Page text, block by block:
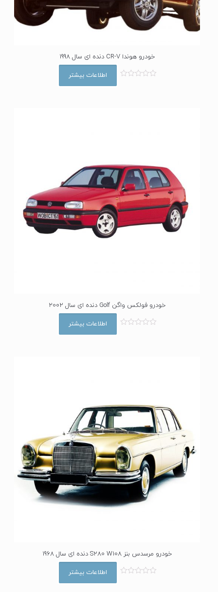
خودرو هوندا CR-V دنده ای سال 1998
اطلاعات بیشتر
خودرو فولکس واگن Golf دنده ای سال 2002
اطلاعات بیشتر
خودرو مرسدس بنز S280 W108 دنده ای سال 1968
اطلاعات بیشتر